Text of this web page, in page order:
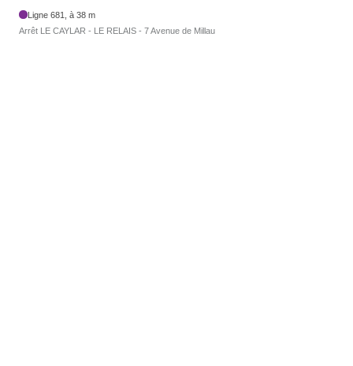
Ligne 681, à 38 m
Arrêt LE CAYLAR - LE RELAIS - 7 Avenue de Millau